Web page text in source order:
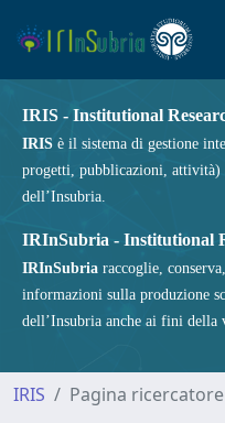
IRIS - Institutional
IRIS è il sistema di gestione
progetti, pubblicazioni,
dell’Insubria.
IRInSubria - Institutional
IRInSubria raccoglie,
informazioni sulla produzione
dell’Insubria anche ai fini della
IRIS Pagina ricercatore